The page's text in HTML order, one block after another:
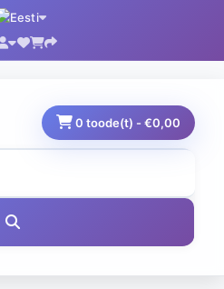
0 toode(t) - €0,00